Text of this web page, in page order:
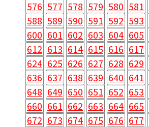
576 577 578 579 580 581
588 589 590 591 592 593
600 601 602 603 604 605
612 613 614 615 616 617
624 625 626 627 628 629
636 637 638 639 640 641
648 649 650 651 652 653
660 661 662 663 664 665
672 673 674 675 676 677